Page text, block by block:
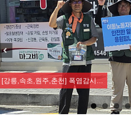
[강릉,속초,원주,춘천] 폭염감시…